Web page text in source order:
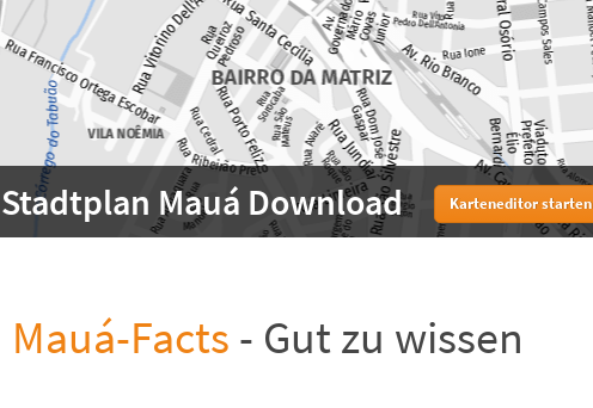
Stadtplan Mauá Download Karteneditor starten
Mauá-Facts - Gut zu wissen